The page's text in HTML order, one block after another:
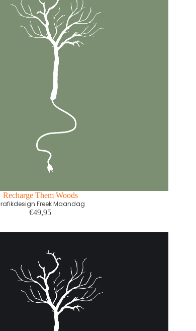
Recharge Them Woods
Freek Maandag
€49,95